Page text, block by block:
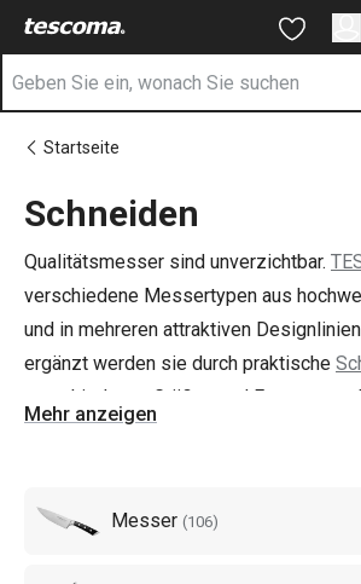
Sie befinden sich auf der Schneiden Seite
Zum Hauptinhalt
Zur Suche springen
Zur Navigation
Startseite
Schneiden
Qualitätsmesser sind unverzichtbar.
verschiedene Messertypen aus
und in mehreren attraktiven
ergänzt werden sie durch praktische
verschiedenen Größen und Formen
hochwertigem Kunststoff. Neben
benötigen.
Mehr anzeigen
Messer (106)